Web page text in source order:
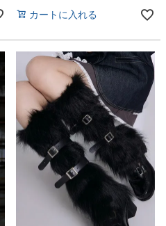
カートに入れる